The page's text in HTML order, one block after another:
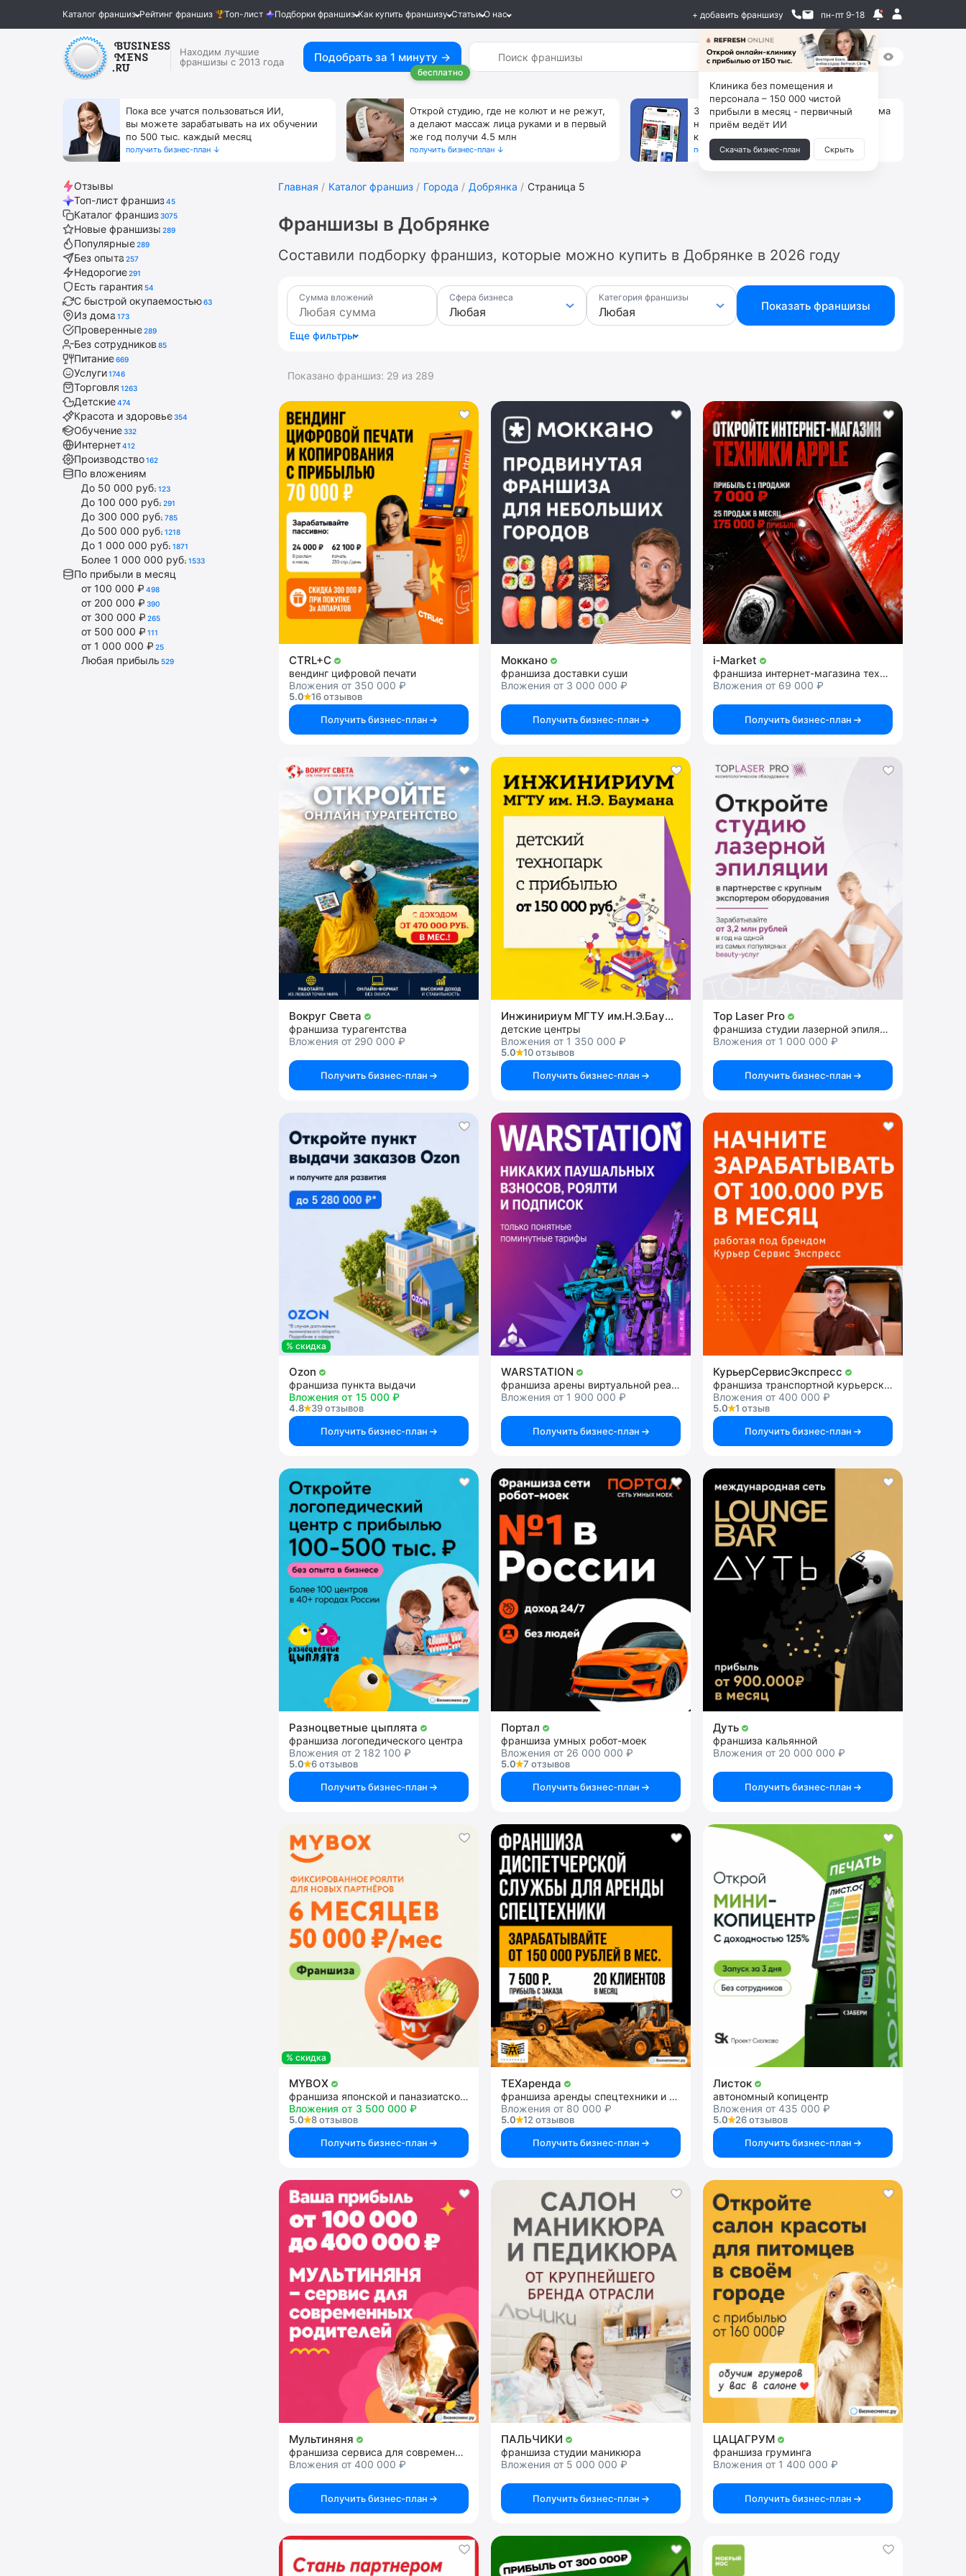
Каталог франшиз Рейтинг франшиз Топ-лист Подборки франшиз Как купить франшизу Статьи О нас + добавить франшизу пн-пт 9-18
Находим лучшие
франшизы с 2013 года
Подобрать за 1 минуту →
бесплатно
Пока все учатся пользоваться ИИ,
вы можете зарабатывать на их обучении
по 500 тыс. каждый месяц
получить бизнес-план ↓
Открой студию, где не колют и не режут,
а делают массаж лица руками и в первый
же год получи 4.5 млн
получить бизнес-план ↓
За 90 тыс. открой магазин на Авито, дома
ни коробок, ни товара, ни склада, зато
каждый месяц +125 тыс. чистыми
получить бизнес-план ↓
Отзывы
Топ-лист франшиз45
Каталог франшиз3075
Новые франшизы 289
Популярные289
Без опыта 257
Недорогие291
Есть гарантия 54
С быстрой окупаемостью63
Из дома 173
Проверенные289
Без сотрудников 85
Питание669
Услуги1746
Торговля 1263
Детские474
Красота и здоровье354
Обучение332
Интернет412
Производство162
По вложениям
До 50 000 руб. 123
До 100 000 руб. 291
До 300 000 руб. 785
До 500 000 руб. 1218
До 1 000 000 руб. 1871
Более 1 000 000 руб. 1533
По прибыли в месяц
от 100 000 ₽ 498
от 200 000 ₽ 390
от 300 000 ₽ 265
от 500 000 ₽ 111
от 1 000 000 ₽ 25
Любая прибыль 529
Главная Каталог франшиз Города Добрянка Страница 5
Франшизы в Добрянке
Составили подборку франшиз, которые можно купить в Добрянке в 2026 году
Сумма вложений Сфера бизнеса Категория франшизы
Показать франшизы
Еще фильтры
Показано франшиз: 29 из 289
CTRL+C
вендинг цифровой печати
Вложения от 350 000 ₽
5.0
16 отзывов
Получить бизнес-план
Моккано
франшиза доставки суши
Вложения от 3 000 000 ₽
Получить бизнес-план
i‑Market
франшиза интернет-магазина техники Apple под ключ
Вложения от 69 000 ₽
Получить бизнес-план
Вокруг Света
франшиза турагентства
Вложения от 290 000 ₽
Получить бизнес-план
Инжинириум МГТУ им.Н.Э.Баумана
детские центры
Вложения от 1 350 000 ₽
5.0
10 отзывов
Получить бизнес-план
Top Laser Pro
франшиза студии лазерной эпиляции
Вложения от 1 000 000 ₽
Получить бизнес-план
% скидка
Ozon
франшиза пункта выдачи
Вложения от 15 000 ₽
4.8
39 отзывов
Получить бизнес-план
WARSTATION
франшиза арены виртуальной реальности
Вложения от 1 900 000 ₽
Получить бизнес-план
КурьерСервисЭкспресс
франшиза транспортной курьерской службы
Вложения от 400 000 ₽
5.0
1 отзыв
Получить бизнес-план
Разноцветные цыплята
франшиза логопедического центра
Вложения от 2 182 100 ₽
5.0
6 отзывов
Получить бизнес-план
Портал
франшиза умных робот-моек
Вложения от 26 000 000 ₽
5.0
7 отзывов
Получить бизнес-план
Дуть
франшиза кальянной
Вложения от 20 000 000 ₽
Получить бизнес-план
% скидка
MYBOX
франшиза японской и паназиатской кухни
Вложения от 3 500 000 ₽
5.0
8 отзывов
Получить бизнес-план
ТЕХаренда
франшиза аренды спецтехники и строительных услуг
Вложения от 80 000 ₽
5.0
12 отзывов
Получить бизнес-план
Листок
автономный копицентр
Вложения от 435 000 ₽
5.0
26 отзывов
Получить бизнес-план
Мультиняня
франшиза сервиса для современных родителей
Вложения от 400 000 ₽
Получить бизнес-план
ПАЛЬЧИКИ
франшиза студии маникюра
Вложения от 5 000 000 ₽
Получить бизнес-план
ЦАЦАГРУМ
франшиза груминга
Вложения от 1 400 000 ₽
Получить бизнес-план
Клиника без помещения и
персонала – 150 000 чистой
прибыли в месяц - первичный
приём ведёт ИИ
Скачать бизнес-план Скрыть